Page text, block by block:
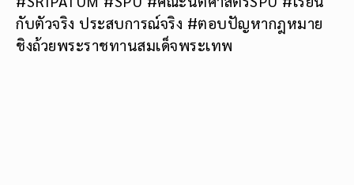
กับตัวจริง ประสบการณ์จริง #ตอบปัญหากฎหมาย
ชิงถ้วยพระราชทานสมเด็จพระเทพ